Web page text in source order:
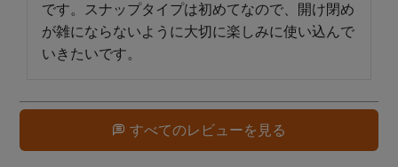
です。スナップタイプは初めてなので、開け閉め
が雑にならないように大切に楽しみに使い込んで
いきたいです。
すべてのレビューを見る